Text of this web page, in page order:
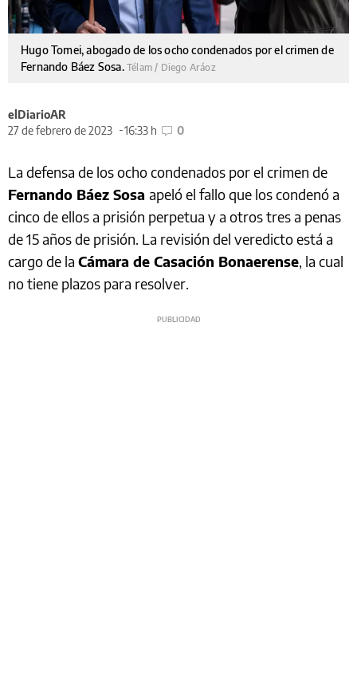
Hugo Tomei, abogado de los ocho condenados por el crimen de
Fernando Báez Sosa. Télam / Diego Aráoz
elDiarioAR
27 de febrero de 2023
16:33 h 0
La defensa de los ocho condenados por el crimen de
Fernando Báez Sosa apeló el fallo que los condenó a
cinco de ellos a prisión perpetua y a otros tres a penas
de 15 años de prisión. La revisión del veredicto está a
cargo de la Cámara de Casación Bonaerense, la cual
no tiene plazos para resolver.